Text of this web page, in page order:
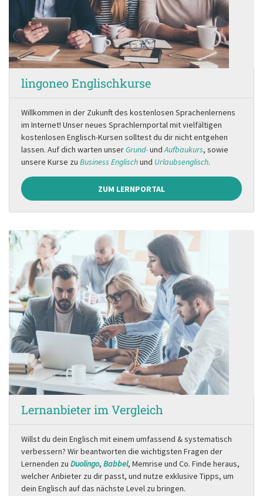
lingoneo Englischkurse
Willkommen in der Zukunft des kostenlosen Sprachenlernens
im Internet! Unser neues Sprachlernportal mit vielfältigen
kostenlosen Englisch-Kursen solltest du dir nicht entgehen
lassen. Auf dich warten unserGrund-undAufbaukurs, sowie
unsere Kurse zu Business Englischund Urlaubsenglisch.
ZUM LERNPORTAL
Lernanbieter im Vergleich
Willst du dein Englisch mit einem umfassend & systematisch
verbessern? Wir beantworten die wichtigsten Fragen der
Lernenden zu Duolingo, Babbel, Memrise und Co. Finde heraus,
welcher Anbieter zu dir passt, und nutze exklusive Tipps, um
dein Englisch auf das nächste Level zu bringen.